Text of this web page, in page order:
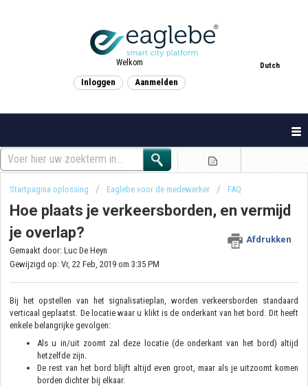
Dutch
Welkom
Inloggen Aanmelden
Startpagina oplossing Eaglebe voor de medewerker FAQ
Hoe plaats je verkeersborden, en vermijd
je overlap?
Afdrukken
Gemaakt door: Luc De Heyn
Gewijzigd op: Vr, 22 Feb, 2019 om 3:35 PM
Bij het opstellen van het signalisatieplan, worden verkeersborden standaard
verticaal geplaatst. De locatie waar u klikt is de onderkant van het bord. Dit heeft
enkele belangrijke gevolgen:
Als u in/uit zoomt zal deze locatie (de onderkant van het bord) altijd
hetzelfde zijn.
De rest van het bord blijft altijd even groot, maar als je uitzoomt komen
borden dichter bij elkaar.